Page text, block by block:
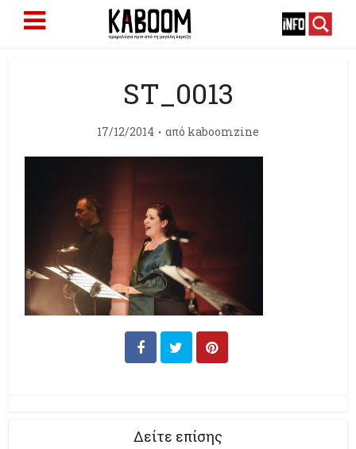
ST_0013
17/12/2014 από kaboomzine
Δείτε επίσης